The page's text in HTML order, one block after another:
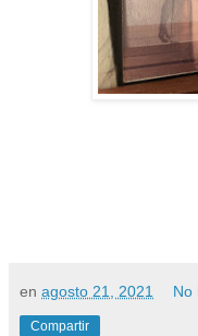
en agosto 21, 2021 No
Compartir